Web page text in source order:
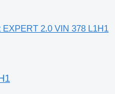
EXPERT 2.0 VIN 378 L1H1